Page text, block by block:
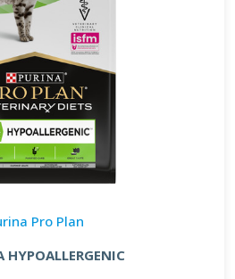
Pro Plan
HYPOALLERGENIC